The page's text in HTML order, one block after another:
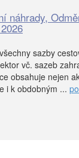
náhrady,
sazby
vč. sazeb
obsahuje nejen
i k obdobným ...